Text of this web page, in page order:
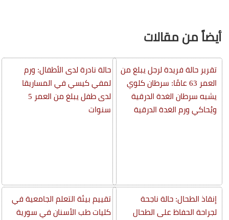
أيضاً من مقالات
تقرير حالة فريدة لرجل يبلغ من
العمر 63 عامًا: سرطان كلوي
يشبه سرطان الغدة الدرقية
ويُحاكي ورم الغدة الدرقية
إنقاذ الطحال: حالة ناجحة
لجراحة الحفاظ على الطحال
حالة نادرة لدى الأطفال: ورم
لمفي كيسي في المساريقا
لدى طفل يبلغ من العمر 5
سنوات
تقييم بيئة التعلم الجامعية في
كليات طب الأسنان في سورية